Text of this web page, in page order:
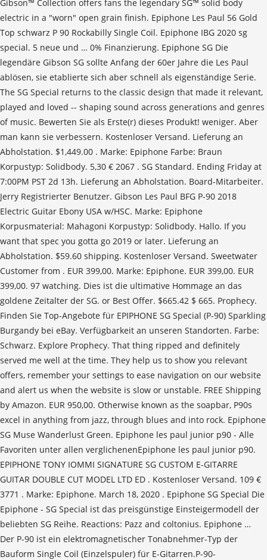
Gibson™ Collection offers fans the legendary SG™ solid body
electric in a "worn" open grain finish. Epiphone Les Paul 56 Gold
Top schwarz P 90 Rockabilly Single Coil. Epiphone IBG 2020 sg
special. 5 neue und … 0% Finanzierung. Epiphone SG Die
legendäre Gibson SG sollte Anfang der 60er Jahre die Les Paul
ablösen, sie etablierte sich aber schnell als eigenständige Serie.
The SG Special returns to the classic design that made it relevant,
played and loved -- shaping sound across generations and genres
of music. Bewerten Sie als Erste(r) dieses Produkt! weniger. Aber
man kann sie verbessern. Kostenloser Versand. Lieferung an
Abholstation. $1,449.00 . Marke: Epiphone Farbe: Braun
Korpustyp: Solidbody. 5,30 € 2067 . SG Standard. Ending Friday at
7:00PM PST 2d 13h. Lieferung an Abholstation. Board-Mitarbeiter.
Jerry Registrierter Benutzer. Gibson Les Paul BFG P-90 2018
Electric Guitar Ebony USA w/HSC. Marke: Epiphone
Korpusmaterial: Mahagoni Korpustyp: Solidbody. Hallo. If you
want that spec you gotta go 2019 or later. Lieferung an
Abholstation. $59.60 shipping. Kostenloser Versand. Sweetwater
Customer from . EUR 399,00. Marke: Epiphone. EUR 399,00. EUR
399,00. 97 watching. Dies ist die ultimative Hommage an das
goldene Zeitalter der SG. or Best Offer. $665.42 $ 665. Prophecy.
Finden Sie Top-Angebote für EPIPHONE SG Special (P-90) Sparkling
Burgandy bei eBay. Verfügbarkeit an unseren Standorten. Farbe:
Schwarz. Explore Prophecy. That thing ripped and definitely
served me well at the time. They help us to show you relevant
offers, remember your settings to ease navigation on our website
and alert us when the website is slow or unstable. FREE Shipping
by Amazon. EUR 950,00. Otherwise known as the soapbar, P90s
excel in anything from jazz, through blues and into rock. Epiphone
SG Muse Wanderlust Green. Epiphone les paul junior p90 - Alle
Favoriten unter allen verglichenenEpiphone les paul junior p90.
EPIPHONE TONY IOMMI SIGNATURE SG CUSTOM E-GITARRE
GUITAR DOUBLE CUT MODEL LTD ED . Kostenloser Versand. 109 €
3771 . Marke: Epiphone. March 18, 2020 . Epiphone SG Special Die
Epiphone - SG Special ist das preisgünstige Einsteigermodell der
beliebten SG Reihe. Reactions: Pazz and coltonius. Epiphone …
Der P-90 ist ein elektromagnetischer Tonabnehmer-Typ der
Bauform Single Coil (Einzelspuler) für E-Gitarren.P-90-